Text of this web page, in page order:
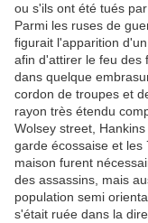
ou s'ils ont été tués
Parmi les ruses de
figurait l'apparition
afin d'attirer le feu des
dans quelque
cordon de troupes et
rayon très étendu
Wolsey street,
garde écossaise et
maison furent
des assassins, mais
population semi
s'était ruée dans la